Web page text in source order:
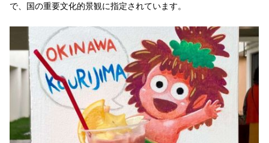
で、国の重要文化的景観に指定されています。